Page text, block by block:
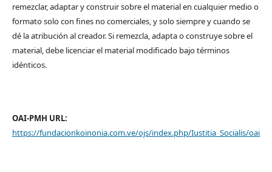
remezclar, adaptar y construir sobre el material en cualquier medio o
formato solo con fines no comerciales, y solo siempre y cuando se
dé la atribución al creador. Si remezcla, adapta o construye sobre el
material, debe licenciar el material modificado bajo términos
idénticos.
OAI-PMH URL:
https://fundacionkoinonia.com.ve/ojs/index.php/Iustitia_Socialis/oai